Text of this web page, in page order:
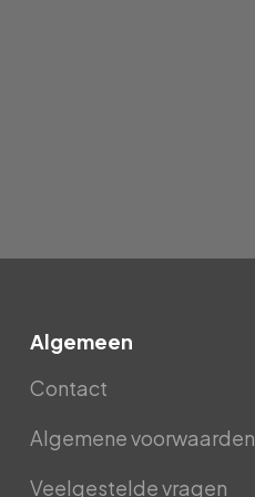
Algemeen
Contact
Algemene voorwaarden
Veelgestelde vragen